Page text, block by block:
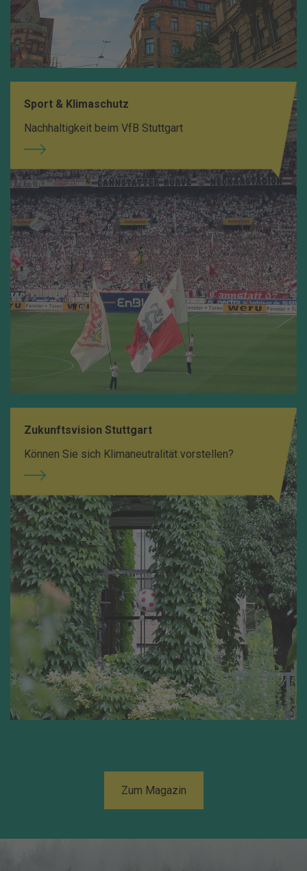
Sport & Klimaschutz
Nachhaltigkeit beim VfB Stuttgart
Zukunftsvision Stuttgart
Können Sie sich Klimaneutralität vorstellen?
Zum Magazin